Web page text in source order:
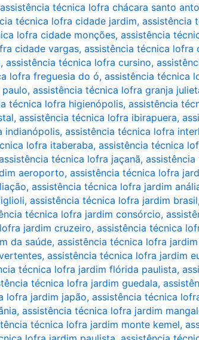
assistência técnica lofra chácara santo
técnica lofra cidade jardim, assistência
lofra cidade monções, assistência
cidade vargas, assistência técnica lofra
, assistência técnica lofra cursino,
lofra freguesia do ó, assistência técnica
, assistência técnica lofra granja
técnica lofra higienópolis, assistência
, assistência técnica lofra ibirapuera,
indianópolis, assistência técnica lofra
lofra itaberaba, assistência técnica
técnica lofra jaçanã,
aeroporto, assistência técnica lofra
, assistência técnica lofra jardim
, assistência técnica lofra jardim brasil
técnica lofra jardim consórcio,
jardim cruzeiro, assistência técnica
da saúde, assistência técnica lofra
, assistência técnica lofra jardim
técnica lofra jardim flórida paulista,
técnica lofra jardim guedala,
lofra jardim japão, assistência técnica
, assistência técnica lofra jardim
técnica lofra jardim monte kemel,